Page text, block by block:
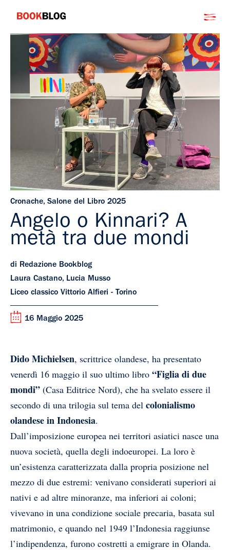
contenuto
Bookblog
Cronache, Salone del Libro 2025
Angelo o Kinnari? A
metà tra due mondi
di Redazione Bookblog
Laura Castano, Lucia Musso
Liceo classico Vittorio Alfieri - Torino
16 Maggio 2025
Dido Michielsen, scrittrice olandese, ha presentato
venerdì 16 maggio il suo ultimo libro “Figlia di due
mondi” (Casa Editrice Nord), che ha svelato essere il
secondo di una trilogia sul tema del colonialismo
olandese in Indonesia.
Dall’imposizione europea nei territori asiatici nasce una
nuova società, quella degli indoeuropei. La loro è
un’esistenza caratterizzata dalla propria posizione nel
mezzo di due estremi: venivano considerati superiori ai
nativi e ad altre minoranze, ma inferiori ai coloni;
vivevano in una condizione sociale precaria, basata sul
matrimonio, e quando nel 1949 l’Indonesia raggiunse
l’indipendenza, furono costretti a emigrare in Olanda.